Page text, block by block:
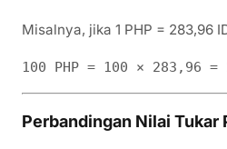
Misalnya, jika 1 PHP = 283,96
Perbandingan Nilai Tukar